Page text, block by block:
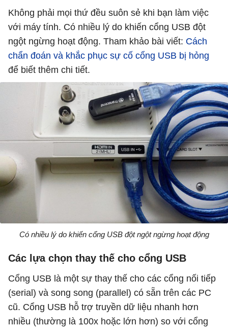
Không phải mọi thứ đều suôn sẻ khi bạn làm việc
với máy tính. Có nhiều lý do khiến cổng USB đột
ngột ngừng hoạt động. Tham khảo bài viết: Cách
chẩn đoán và khắc phục sự cố cổng USB bị hỏng
để biết thêm chi tiết.
Có nhiều lý do khiến cổng USB đột ngột ngừng hoạt động
Các lựa chọn thay thế cho cổng USB
Cổng USB là một sự thay thế cho các cổng nối tiếp
(serial) và song song (parallel) có sẵn trên các PC
cũ. Cổng USB hỗ trợ truyền dữ liệu nhanh hơn
nhiều (thường là 100x hoặc lớn hơn) so với cổng